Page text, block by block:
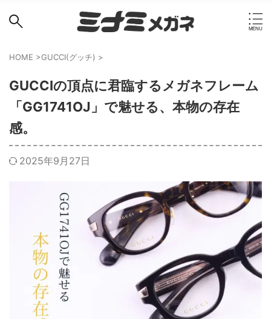
HOME >GUCCI(グッチ) >
GUCCIの頂点に君臨するメガネフレーム
「GG1741OJ」で魅せる、本物の存在
感。
2025年9月27日